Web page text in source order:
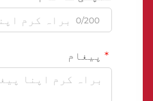
0/200
پیغام